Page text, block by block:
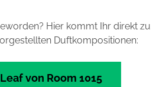
Hier kommt Ihr direkt zu
Duftkompositionen:
von Room 1015